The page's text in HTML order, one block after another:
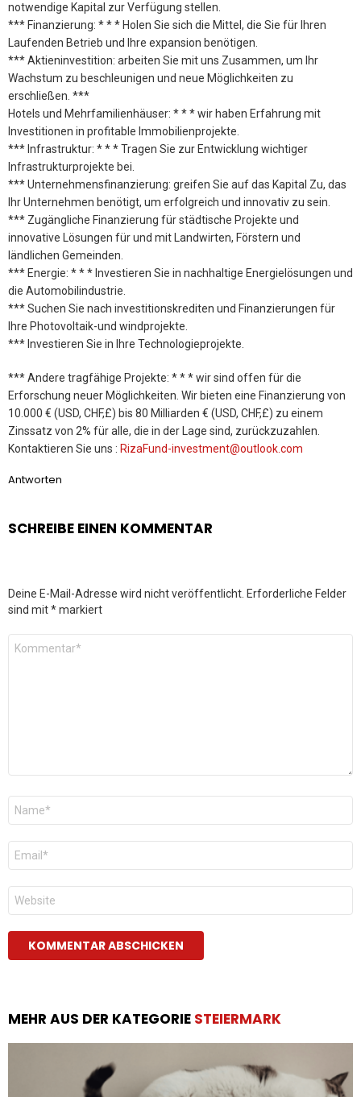
notwendige Kapital zur Verfügung stellen.
*** Finanzierung: * * * Holen Sie sich die Mittel, die Sie für Ihren
Laufenden Betrieb und Ihre expansion benötigen.
*** Aktieninvestition: arbeiten Sie mit uns Zusammen, um Ihr
Wachstum zu beschleunigen und neue Möglichkeiten zu
erschließen. ***
Hotels und Mehrfamilienhäuser: * * * wir haben Erfahrung mit
Investitionen in profitable Immobilienprojekte.
*** Infrastruktur: * * * Tragen Sie zur Entwicklung wichtiger
Infrastrukturprojekte bei.
*** Unternehmensfinanzierung: greifen Sie auf das Kapital Zu, das
Ihr Unternehmen benötigt, um erfolgreich und innovativ zu sein.
*** Zugängliche Finanzierung für städtische Projekte und
innovative Lösungen für und mit Landwirten, Förstern und
ländlichen Gemeinden.
*** Energie: * * * Investieren Sie in nachhaltige Energielösungen und
die Automobilindustrie.
*** Suchen Sie nach investitionskrediten und Finanzierungen für
Ihre Photovoltaik-und windprojekte.
*** Investieren Sie in Ihre Technologieprojekte.
*** Andere tragfähige Projekte: * * * wir sind offen für die
Erforschung neuer Möglichkeiten. Wir bieten eine Finanzierung von
10.000 € (USD, CHF,£) bis 80 Milliarden € (USD, CHF,£) zu einem
Zinssatz von 2% für alle, die in der Lage sind, zurückzuzahlen.
Kontaktieren Sie uns : RizaFund-investment@outlook.com
Antworten
SCHREIBE EINEN KOMMENTAR
Deine E-Mail-Adresse wird nicht veröffentlicht. Erforderliche Felder
sind mit*markiert
Kommentar
Name
E-
Mail
*
Website
MEHR AUS DER KATEGORIE STEIERMARK